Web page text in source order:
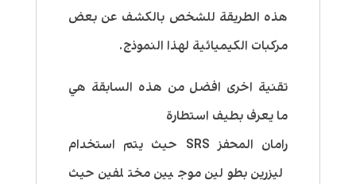
هذه الطريقة للشخص بالكشف عن بعض
مركبات الكيميائية لهذا النموذج.
تقنية اخرى افضل من هذه السابقة هي
ما يعرف بطيف استطارة
رامان المحفز SRS حيث يتم استخدام
ليزرين بطولين موجيين مختلفين حيث